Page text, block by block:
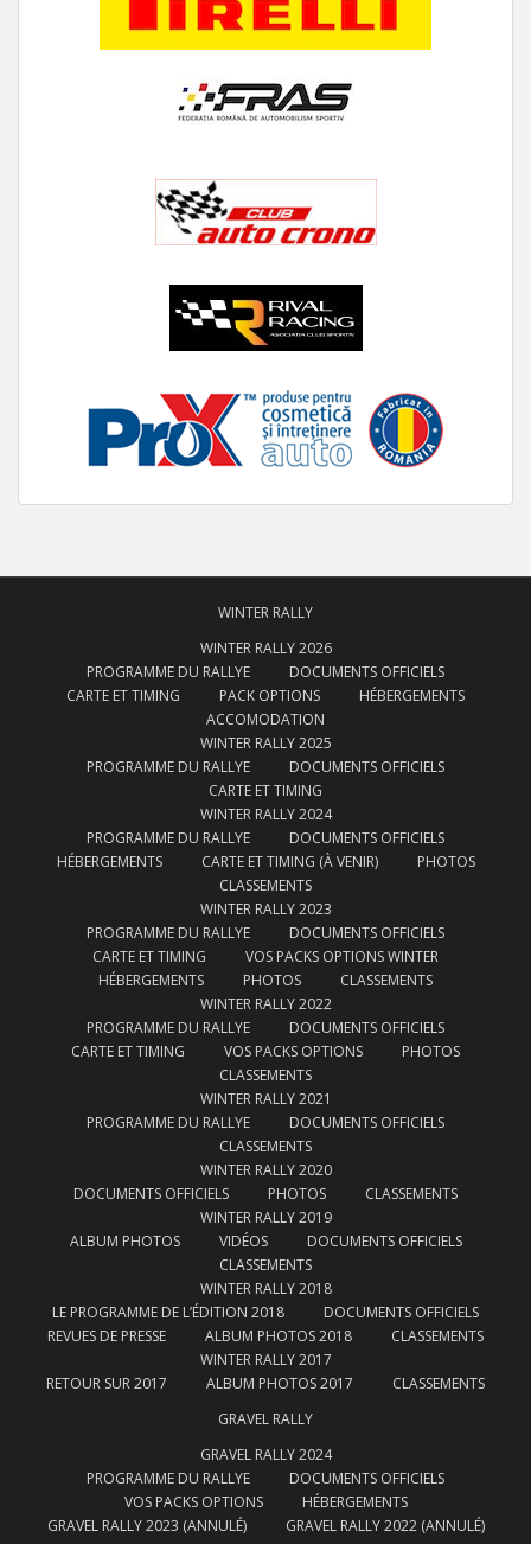
WINTER RALLY
WINTER RALLY 2026
PROGRAMME DU RALLYE
DOCUMENTS OFFICIELS
CARTE ET TIMING
PACK OPTIONS
HÉBERGEMENTS
ACCOMODATION
WINTER RALLY 2025
PROGRAMME DU RALLYE
DOCUMENTS OFFICIELS
CARTE ET TIMING
WINTER RALLY 2024
PROGRAMME DU RALLYE
DOCUMENTS OFFICIELS
HÉBERGEMENTS
CARTE ET TIMING (À VENIR)
PHOTOS
CLASSEMENTS
WINTER RALLY 2023
PROGRAMME DU RALLYE
DOCUMENTS OFFICIELS
CARTE ET TIMING
VOS PACKS OPTIONS WINTER
HÉBERGEMENTS
PHOTOS
CLASSEMENTS
WINTER RALLY 2022
PROGRAMME DU RALLYE
DOCUMENTS OFFICIELS
CARTE ET TIMING
VOS PACKS OPTIONS
PHOTOS
CLASSEMENTS
WINTER RALLY 2021
PROGRAMME DU RALLYE
DOCUMENTS OFFICIELS
CLASSEMENTS
WINTER RALLY 2020
DOCUMENTS OFFICIELS
PHOTOS
CLASSEMENTS
WINTER RALLY 2019
ALBUM PHOTOS
VIDÉOS
DOCUMENTS OFFICIELS
CLASSEMENTS
WINTER RALLY 2018
LE PROGRAMME DE L’ÉDITION 2018
DOCUMENTS OFFICIELS
REVUES DE PRESSE
ALBUM PHOTOS 2018
CLASSEMENTS
WINTER RALLY 2017
RETOUR SUR 2017
ALBUM PHOTOS 2017
CLASSEMENTS
GRAVEL RALLY
GRAVEL RALLY 2024
PROGRAMME DU RALLYE
DOCUMENTS OFFICIELS
VOS PACKS OPTIONS
HÉBERGEMENTS
GRAVEL RALLY 2023 (ANNULÉ)
GRAVEL RALLY 2022 (ANNULÉ)